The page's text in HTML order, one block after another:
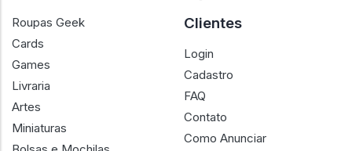
Jogo de Tabuleiro
Roupas Geek
Cards
Games
Livraria
Artes
Clientes
Login
Cadastro
FAQ